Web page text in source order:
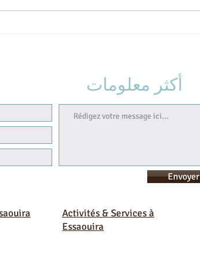
أكثر معلومات
Envoyer
Activités & Services à
Essaouira